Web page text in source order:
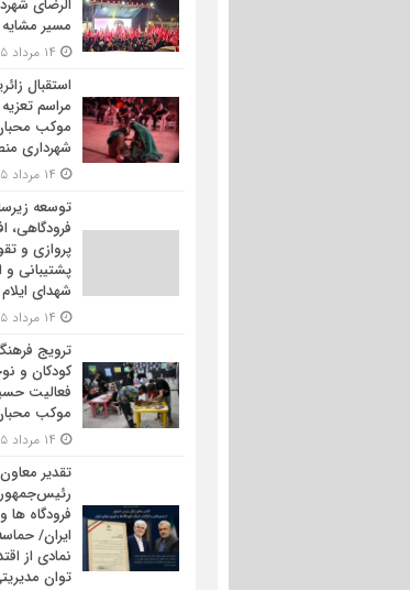
مسیر مشایه
استقبال
مراسم
موکب
شهرداری
توسعه
فرودگاهی،
پروازی و
پشتیبانی و
شهدای ایلام
ترویج
کودکان و
فعالیت
موکب
تقدیر
رئیس‌جمهور
فرودگاه ها
ایران/
نمادی از
توان